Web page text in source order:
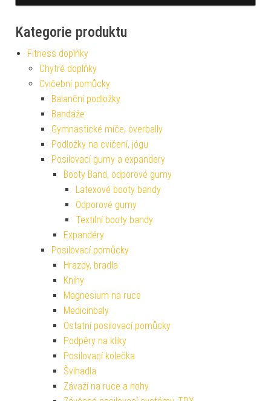
Kategorie produktu
Fitness doplňky
Chytré doplňky
Cvičební pomůcky
Balanční podložky
Bandáže
Gymnastické míče, overbally
Podložky na cvičení, jógu
Posilovací gumy a expandery
Booty Band, odporové gumy
Latexové booty bandy
Odporové gumy
Textilní booty bandy
Expandéry
Posilovací pomůcky
Hrazdy, bradla
Knihy
Magnesium na ruce
Medicinbaly
Ostatní posilovací pomůcky
Podpěry na kliky
Posilovací kolečka
Švihadla
Závaží na ruce a nohy